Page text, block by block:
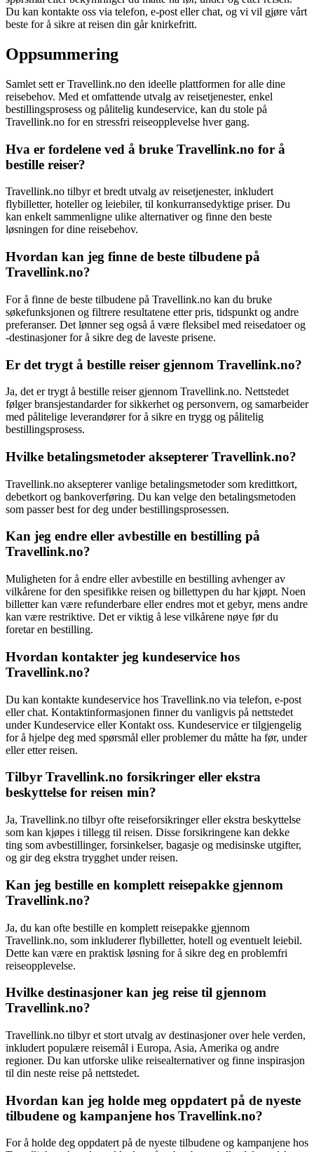
Du kan kontakte oss via telefon, e-post eller chat, og vi vil gjøre vårt
beste for å sikre at reisen din går knirkefritt.
Oppsummering
Samlet sett er Travellink.no den ideelle plattformen for alle dine
reisebehov. Med et omfattende utvalg av reisetjenester, enkel
bestillingsprosess og pålitelig kundeservice, kan du stole på
Travellink.no for en stressfri reiseopplevelse hver gang.
Hva er fordelene ved å bruke Travellink.no for å
bestille reiser?
Travellink.no tilbyr et bredt utvalg av reisetjenester, inkludert
flybilletter, hoteller og leiebiler, til konkurransedyktige priser. Du
kan enkelt sammenligne ulike alternativer og finne den beste
løsningen for dine reisebehov.
Hvordan kan jeg finne de beste tilbudene på
Travellink.no?
For å finne de beste tilbudene på Travellink.no kan du bruke
søkefunksjonen og filtrere resultatene etter pris, tidspunkt og andre
preferanser. Det lønner seg også å være fleksibel med reisedatoer og
-destinasjoner for å sikre deg de laveste prisene.
Er det trygt å bestille reiser gjennom Travellink.no?
Ja, det er trygt å bestille reiser gjennom Travellink.no. Nettstedet
følger bransjestandarder for sikkerhet og personvern, og samarbeider
med pålitelige leverandører for å sikre en trygg og pålitelig
bestillingsprosess.
Hvilke betalingsmetoder aksepterer Travellink.no?
Travellink.no aksepterer vanlige betalingsmetoder som kredittkort,
debetkort og bankoverføring. Du kan velge den betalingsmetoden
som passer best for deg under bestillingsprosessen.
Kan jeg endre eller avbestille en bestilling på
Travellink.no?
Muligheten for å endre eller avbestille en bestilling avhenger av
vilkårene for den spesifikke reisen og billettypen du har kjøpt. Noen
billetter kan være refunderbare eller endres mot et gebyr, mens andre
kan være restriktive. Det er viktig å lese vilkårene nøye før du
foretar en bestilling.
Hvordan kontakter jeg kundeservice hos
Travellink.no?
Du kan kontakte kundeservice hos Travellink.no via telefon, e-post
eller chat. Kontaktinformasjonen finner du vanligvis på nettstedet
under Kundeservice eller Kontakt oss. Kundeservice er tilgjengelig
for å hjelpe deg med spørsmål eller problemer du måtte ha før, under
eller etter reisen.
Tilbyr Travellink.no forsikringer eller ekstra
beskyttelse for reisen min?
Ja, Travellink.no tilbyr ofte reiseforsikringer eller ekstra beskyttelse
som kan kjøpes i tillegg til reisen. Disse forsikringene kan dekke
ting som avbestillinger, forsinkelser, bagasje og medisinske utgifter,
og gir deg ekstra trygghet under reisen.
Kan jeg bestille en komplett reisepakke gjennom
Travellink.no?
Ja, du kan ofte bestille en komplett reisepakke gjennom
Travellink.no, som inkluderer flybilletter, hotell og eventuelt leiebil.
Dette kan være en praktisk løsning for å sikre deg en problemfri
reiseopplevelse.
Hvilke destinasjoner kan jeg reise til gjennom
Travellink.no?
Travellink.no tilbyr et stort utvalg av destinasjoner over hele verden,
inkludert populære reisemål i Europa, Asia, Amerika og andre
regioner. Du kan utforske ulike reisealternativer og finne inspirasjon
til din neste reise på nettstedet.
Hvordan kan jeg holde meg oppdatert på de nyeste
tilbudene og kampanjene hos Travellink.no?
For å holde deg oppdatert på de nyeste tilbudene og kampanjene hos